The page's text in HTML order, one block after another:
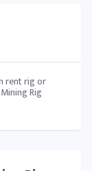
rent rig or
Rig